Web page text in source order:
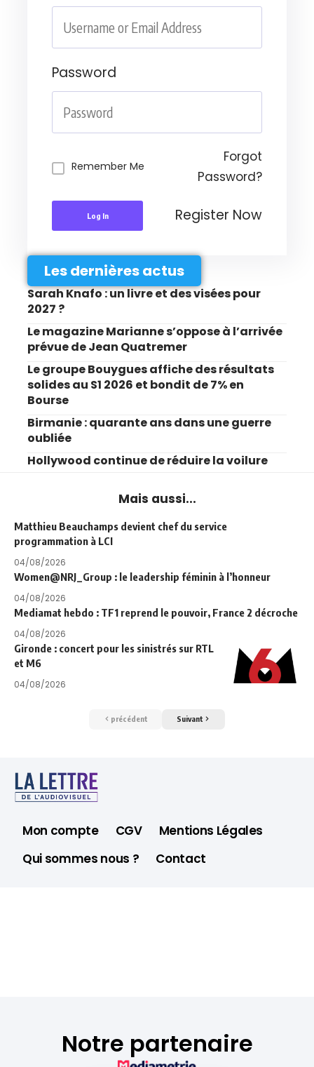
Password
Remember Me
Forgot
Password?
Log In Register Now
Les dernières actus
Sarah Knafo : un livre et des visées pour
2027 ?
Le magazine Marianne s’oppose à l’arrivée
prévue de Jean Quatremer
Le groupe Bouygues affiche des résultats
solides au S1 2026 et bondit de 7% en
Bourse
Birmanie : quarante ans dans une guerre
oubliée
Hollywood continue de réduire la voilure
Mais aussi...
Matthieu Beauchamps devient chef du service
programmation à LCI
04/08/2026
Women@NRJ_Group : le leadership féminin à l’honneur
04/08/2026
Mediamat hebdo : TF1 reprend le pouvoir, France 2 décroche
04/08/2026
Gironde : concert pour les sinistrés sur RTL
et M6
04/08/2026
précédent Suivant
Mon compte CGV
Mentions Légales
Qui sommes nous ?
Contact
Notre partenaire